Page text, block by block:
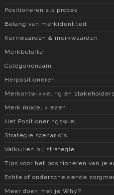
Positioneren als proces
Belang van merkidentiteit
Kernwaarden & merkwaarden
Merkbelofte
Categorienaam
Herpositioneren
Merkontwikkeling en stakeholders
Merk model kiezen
Het Positioneringswiel
Strategie scenario‘s
Valkuilen bij strategie
Tips voor het positioneren van je
Echte of onderscheidende
Meer doen met je Why?